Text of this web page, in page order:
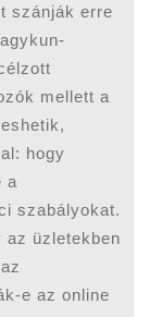
szánják erre
mellett a
hogy
a
szabályokat.
az üzletekben
e az online